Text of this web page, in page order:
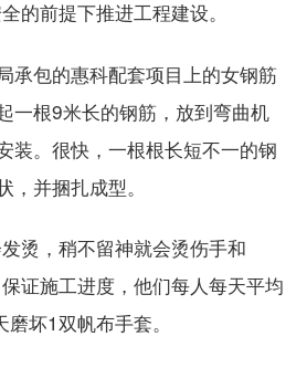
的前提下推进工程建设。
包的惠科配套项目上的女钢筋
一根9米长的钢筋，放到弯曲机
装。很快，一根根长短不一的钢
并捆扎成型。
烫，稍不留神就会烫伤手和
证施工进度，他们每人每天平均
坏1双帆布手套。